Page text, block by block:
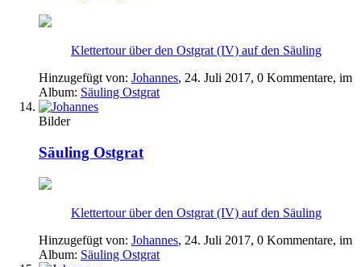
Klettertour über den Ostgrat (IV) auf den Säuling
Hinzugefügt von: Johannes, 24. Juli 2017, 0 Kommentare, im
Album: Säuling Ostgrat
Bilder
Säuling Ostgrat
Klettertour über den Ostgrat (IV) auf den Säuling
Hinzugefügt von: Johannes, 24. Juli 2017, 0 Kommentare, im
Album: Säuling Ostgrat